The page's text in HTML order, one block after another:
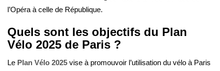
l’Opéra à celle de République.
Quels sont les objectifs du Plan
Vélo 2025 de Paris ?
Le Plan Vélo 2025 vise à promouvoir l’utilisation du vélo à Paris